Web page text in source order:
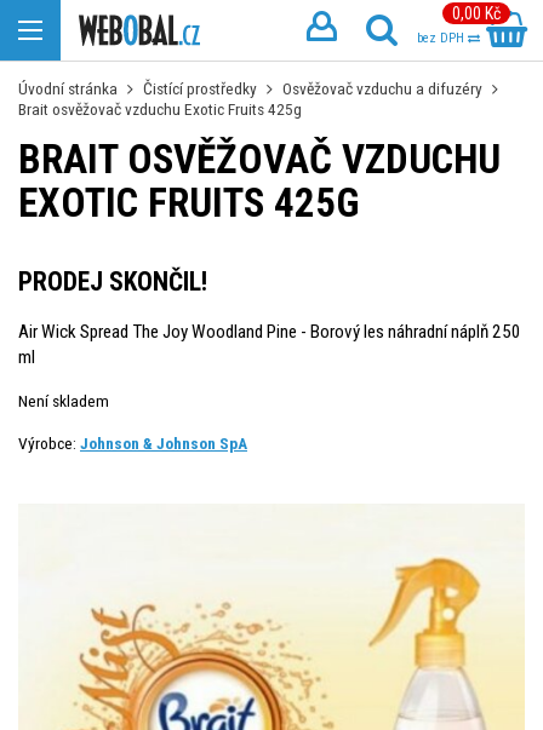
0,00 Kč
bez DPH
Úvodní stránka Čistící prostředky
Osvěžovač vzduchu a difuzéry
Brait osvěžovač vzduchu Exotic Fruits 425g
BRAIT OSVĚŽOVAČ VZDUCHU
EXOTIC FRUITS 425G
PRODEJ SKONČIL!
Air Wick Spread The Joy Woodland Pine - Borový les náhradní náplň 250
ml
Není skladem
Výrobce: Johnson & Johnson SpA